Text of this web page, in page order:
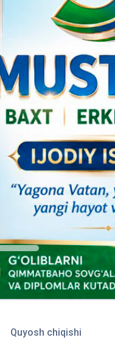
Quyosh chiqishi